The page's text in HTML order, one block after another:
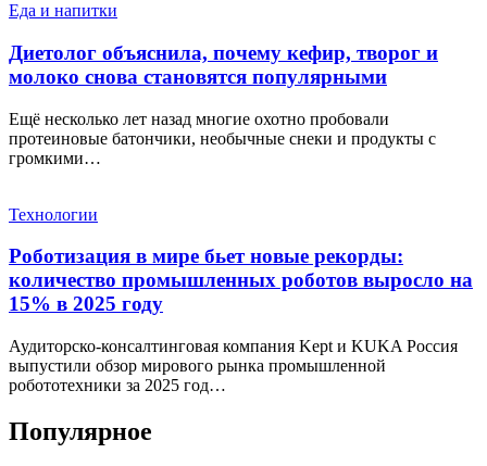
Еда и напитки
Диетолог объяснила, почему кефир, творог и
молоко снова становятся популярными
Ещё несколько лет назад многие охотно пробовали
протеиновые батончики, необычные снеки и продукты с
громкими…
Технологии
Роботизация в мире бьет новые рекорды:
количество промышленных роботов выросло на
15% в 2025 году
Аудиторско-консалтинговая компания Kept и KUKA Россия
выпустили обзор мирового рынка промышленной
робототехники за 2025 год…
Популярное